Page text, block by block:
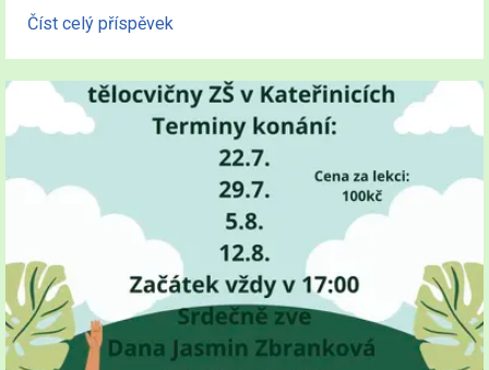
Číst celý příspěvek